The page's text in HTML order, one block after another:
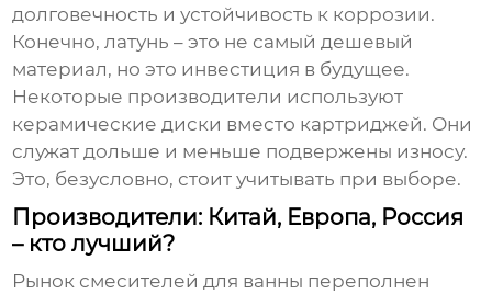
долговечность и устойчивость к коррозии.
Конечно, латунь – это не самый дешевый
материал, но это инвестиция в будущее.
Некоторые производители используют
керамические диски вместо картриджей. Они
служат дольше и меньше подвержены износу.
Это, безусловно, стоит учитывать при выборе.
Производители: Китай, Европа, Россия
– кто лучший?
Рынок смесителей для ванны переполнен